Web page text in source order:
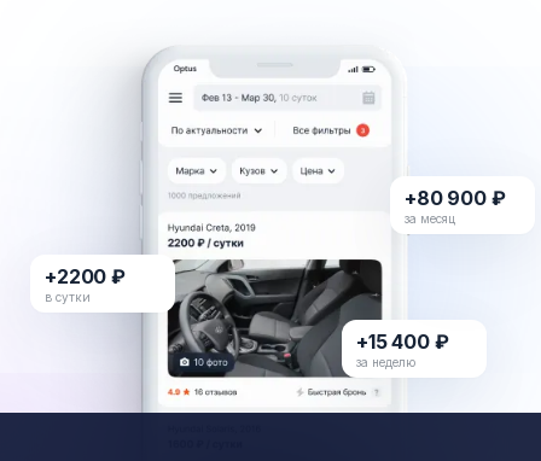
+2200 ₽
в сутки
+15 400 ₽
за неделю
+80 900 ₽
за месяц